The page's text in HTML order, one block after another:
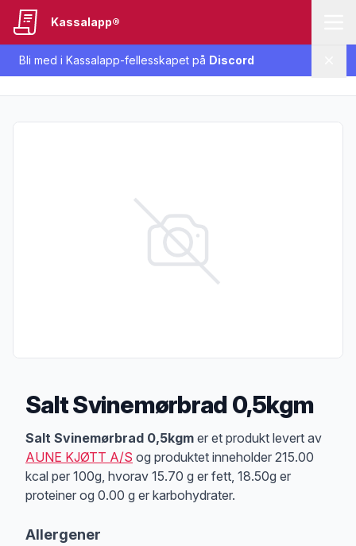
Bli med i Kassalapp-fellesskapet på Discord
Kassalapp®
Salt Svinemørbrad 0,5kgm
Produktbeskrivelse
Salt Svinemørbrad 0,5kgm er et produkt levert av
AUNE KJØTT A/S og produktet inneholder 215.00
kcal per 100g, hvorav 15.70 g er fett, 18.50g er
proteiner og 0.00 g er karbohydrater.
Allergener